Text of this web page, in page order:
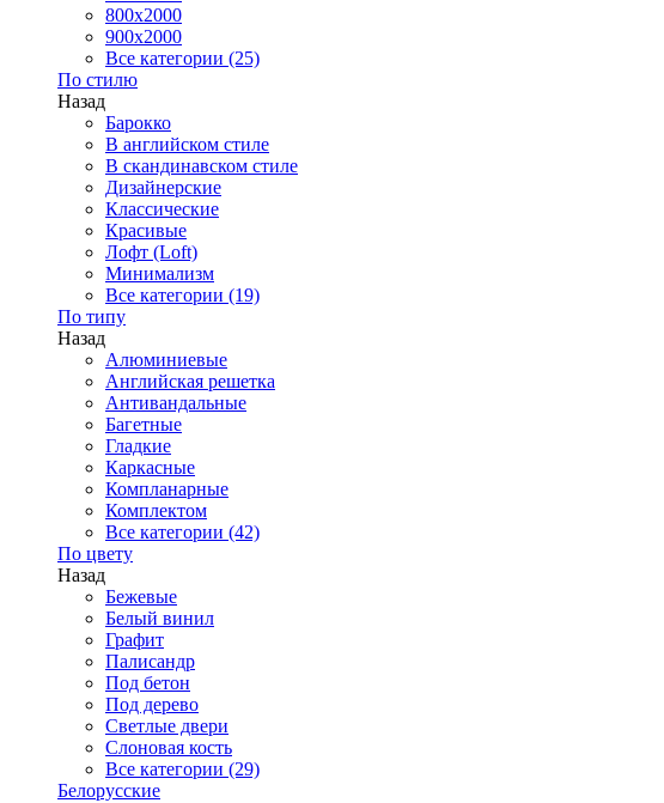
800x2000
900x2000
Все категории (25)
По стилю
Назад
Барокко
В английском стиле
В скандинавском стиле
Дизайнерские
Классические
Красивые
Лофт (Loft)
Минимализм
Все категории (19)
По типу
Назад
Алюминиевые
Английская решетка
Антивандальные
Багетные
Гладкие
Каркасные
Компланарные
Комплектом
Все категории (42)
По цвету
Назад
Бежевые
Белый винил
Графит
Палисандр
Под бетон
Под дерево
Светлые двери
Слоновая кость
Все категории (29)
Белорусские